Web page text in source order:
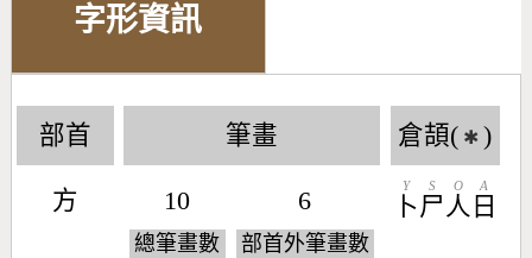
字形資訊
部首
方
筆畫
10
總筆畫數
6
部首外筆畫數
倉頡( ✱ )
卜
Y
尸
S
人
O
日
A